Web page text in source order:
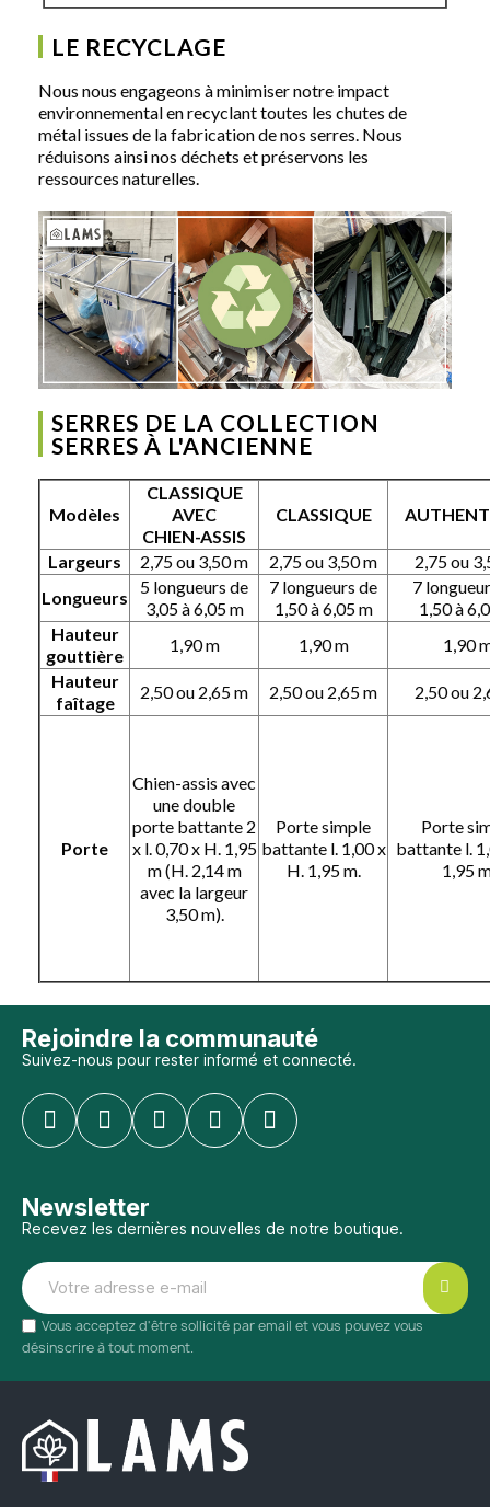
LE RECYCLAGE
Nous nous engageons à minimiser notre impact
environnemental en recyclant toutes les chutes de
métal issues de la fabrication de nos serres. Nous
réduisons ainsi nos déchets et préservons les
ressources naturelles.
SERRES DE LA COLLECTION
SERRES À L'ANCIENNE
Modèles
CLASSIQUE
AVEC
CHIEN-ASSIS
CLASSIQUE
Largeurs 2,75 ou 3,50 m 2,75 ou 3,50 m
2,75 ou
Longueurs
5 longueurs de
3,05 à 6,05 m
7 longueurs de
1,50 à 6,05 m
7
1,50 à
Hauteur
gouttière
1,90 m 1,90 m
1,90
Hauteur
faîtage
2,50 ou 2,65 m 2,50 ou 2,65 m 2,50 ou
Porte
Chien-assis avec
une double
porte battante 2
x l. 0,70 x H. 1,95
m (H. 2,14 m
avec la largeur
3,50 m).
Porte simple
battante l. 1,00 x
H. 1,95 m.
Porte
battante l.
1,95
Rejoindre la communauté
Suivez-nous pour rester informé et connecté.
Newsletter
Recevez les dernières nouvelles de notre boutique.
Vous acceptez d'être sollicité par email et vous pouvez vous
désinscrire à tout moment.